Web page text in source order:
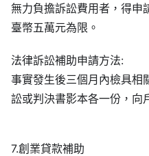
無力負擔訴訟費用者，得申
臺幣五萬元為限。
法律訴訟補助申請方法:
事實發生後三個月內檢具相
訟或判決書影本各一份，向
7.創業貸款補助